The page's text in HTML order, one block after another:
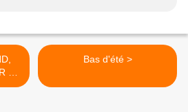
en
Bas d'été >